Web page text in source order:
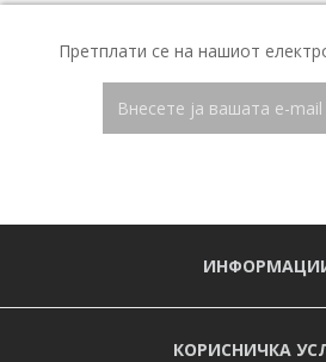
Претплати се на нашиот
КОРИСНИЧКА